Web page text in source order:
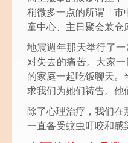
稍微多一点的所谓「
童中心、主日聚会兼仓
地震週年那天举行了
对失去的痛苦。大家
的家庭一起吃饭聊天
求我们为她们祷告。他
除了心理治疗，我们
一直备受蚊虫叮咬和感